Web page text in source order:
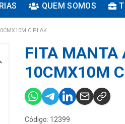
QUEM SOMOS
CIPLAK
FITA MANTA
10CMX10M
Código: 12399